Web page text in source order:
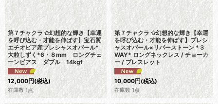
第７チャクラ ✩幻想的な輝き【幸運
を呼び込む・才能を伸ばす】宝石質
エチオピア産プレシャスオパール*
大粒しずく*6・８mm ロングチェ
ーンピアス ダブル 14kgf
12,000円(税込)
在庫数 1点
第７チャクラ ✩幻想的な輝き【幸運
を呼び込む・才能を伸ばす】プレシ
ャスオパール×リバーストーン *３
WAY* ロングネックレス / チョーカ
ー / ブレスレット
10,000円(税込)
在庫数 1点